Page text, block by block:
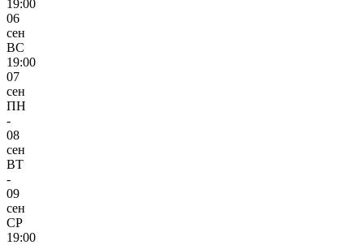
19:00
06
сен
ВС
19:00
07
сен
ПН
-
08
сен
ВТ
-
09
сен
СР
19:00